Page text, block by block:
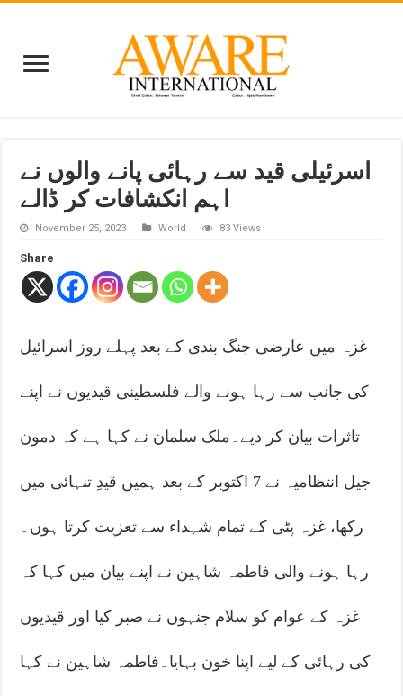
اسرئیلی قید سے رہائی پانے والوں نے
اہم انکشافات کر ڈالے
November 25, 2023 World 83 Views
Share
غزہ میں عارضی جنگ بندی کے بعد پہلے روز اسرائیل
کی جانب سے رہا ہونے والے فلسطینی قیدیوں نے اپنے
تاثرات بیان کر دیے۔ملک سلمان نے کہا ہے کہ دمون
جیل انتظامیہ نے 7 اکتوبر کے بعد ہمیں قیدِ تنہائی میں
رکھا، غزہ پٹی کے تمام شہداء سے تعزیت کرتا ہوں۔
رہا ہونے والی فاطمہ شاہین نے اپنے بیان میں کہا کہ
غزہ کے عوام کو سلام جنہوں نے صبر کیا اور قیدیوں
کی رہائی کے لیے اپنا خون بہایا۔فاطمہ شاہین نے کہا